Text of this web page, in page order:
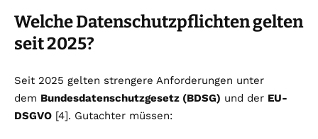
Welche Datenschutzpflichten gelten
seit 2025?
Seit 2025 gelten strengere Anforderungen unter
dem Bundesdatenschutzgesetz (BDSG) und der EU-
DSGVO [4]. Gutachter müssen: